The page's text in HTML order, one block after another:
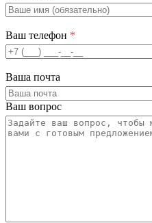
Ваш телефон *
Ваша почта
Ваш вопрос